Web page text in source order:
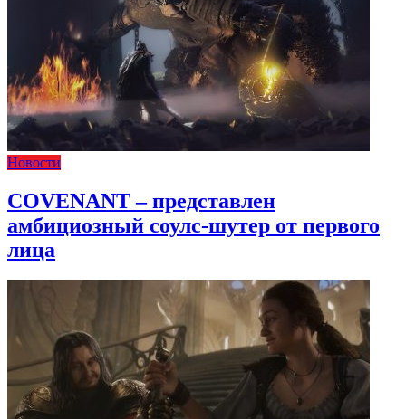
Новости
COVENANT – представлен
амбициозный соулс-шутер от первого
лица